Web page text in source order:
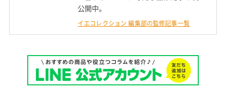
公開中。
イエコレクション 編集部の監修記事一覧